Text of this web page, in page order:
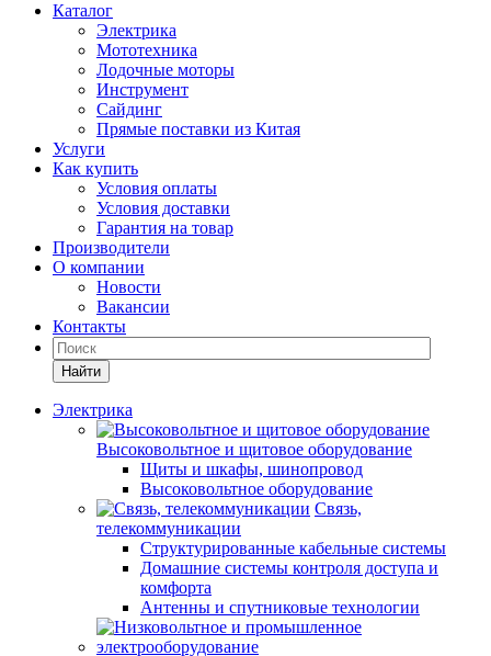
Каталог
Электрика
Мототехника
Лодочные моторы
Инструмент
Сайдинг
Прямые поставки из Китая
Услуги
Как купить
Условия оплаты
Условия доставки
Гарантия на товар
Производители
О компании
Новости
Вакансии
Контакты
Найти
Электрика
Высоковольтное и щитовое оборудование
Щиты и шкафы, шинопровод
Высоковольтное оборудование
Связь,
телекоммуникации
Структурированные кабельные системы
Домашние системы контроля доступа и
комфорта
Антенны и спутниковые технологии